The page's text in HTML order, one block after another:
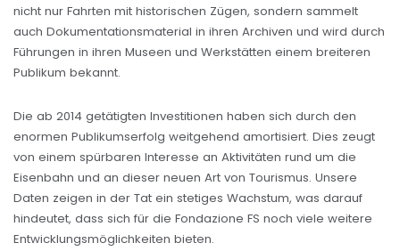
nicht nur Fahrten mit historischen Zügen, sondern sammelt
auch Dokumentationsmaterial in ihren Archiven und wird durch
Führungen in ihren Museen und Werkstätten einem breiteren
Publikum bekannt.
Die ab 2014 getätigten Investitionen haben sich durch den
enormen Publikumserfolg weitgehend amortisiert. Dies zeugt
von einem spürbaren Interesse an Aktivitäten rund um die
Eisenbahn und an dieser neuen Art von Tourismus. Unsere
Daten zeigen in der Tat ein stetiges Wachstum, was darauf
hindeutet, dass sich für die Fondazione FS noch viele weitere
Entwicklungsmöglichkeiten bieten.